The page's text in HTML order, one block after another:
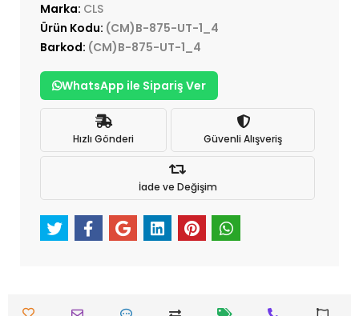
Marka: CLS
Ürün Kodu: (CM)B-875-UT-1_4
Barkod: (CM)B-875-UT-1_4
WhatsApp ile Sipariş Ver
Hızlı Gönderi Güvenli Alışveriş
İade ve Değişim